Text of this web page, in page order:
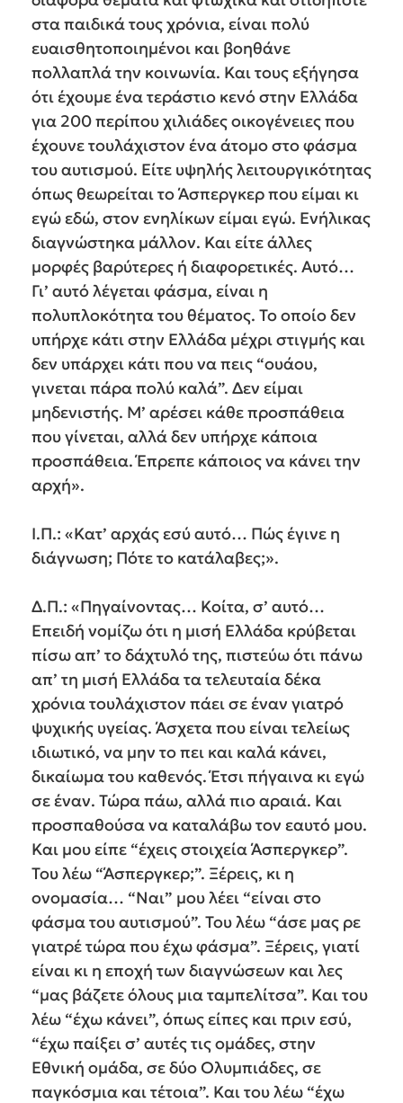
στα παιδικά τους χρόνια, είναι πολύ
ευαισθητοποιημένοι και βοηθάνε
πολλαπλά την κοινωνία. Και τους εξήγησα
ότι έχουμε ένα τεράστιο κενό στην Ελλάδα
για 200 περίπου χιλιάδες οικογένειες που
έχουνε τουλάχιστον ένα άτομο στο φάσμα
του αυτισμού. Είτε υψηλής λειτουργικότητας
όπως θεωρείται το Άσπεργκερ που είμαι κι
εγώ εδώ, στον ενηλίκων είμαι εγώ. Ενήλικας
διαγνώστηκα μάλλον. Και είτε άλλες
μορφές βαρύτερες ή διαφορετικές. Αυτό…
Γι’ αυτό λέγεται φάσμα, είναι η
πολυπλοκότητα του θέματος. Το οποίο δεν
υπήρχε κάτι στην Ελλάδα μέχρι στιγμής και
δεν υπάρχει κάτι που να πεις “ουάου,
γινεται πάρα πολύ καλά”. Δεν είμαι
μηδενιστής. Μ’ αρέσει κάθε προσπάθεια
που γίνεται, αλλά δεν υπήρχε κάποια
προσπάθεια. Έπρεπε κάποιος να κάνει την
αρχή».
Ι.Π.: «Κατ’ αρχάς εσύ αυτό… Πώς έγινε η
διάγνωση; Πότε το κατάλαβες;».
Δ.Π.: «Πηγαίνοντας… Κοίτα, σ’ αυτό…
Επειδή νομίζω ότι η μισή Ελλάδα κρύβεται
πίσω απ’ το δάχτυλό της, πιστεύω ότι πάνω
απ’ τη μισή Ελλάδα τα τελευταία δέκα
χρόνια τουλάχιστον πάει σε έναν γιατρό
ψυχικής υγείας. Άσχετα που είναι τελείως
ιδιωτικό, να μην το πει και καλά κάνει,
δικαίωμα του καθενός. Έτσι πήγαινα κι εγώ
σε έναν. Τώρα πάω, αλλά πιο αραιά. Και
προσπαθούσα να καταλάβω τον εαυτό μου.
Και μου είπε “έχεις στοιχεία Άσπεργκερ”.
Του λέω “Άσπεργκερ;”. Ξέρεις, κι η
ονομασία… “Ναι” μου λέει “είναι στο
φάσμα του αυτισμού”. Του λέω “άσε μας ρε
γιατρέ τώρα που έχω φάσμα”. Ξέρεις, γιατί
είναι κι η εποχή των διαγνώσεων και λες
“μας βάζετε όλους μια ταμπελίτσα”. Και του
λέω “έχω κάνει”, όπως είπες και πριν εσύ,
“έχω παίξει σ’ αυτές τις ομάδες, στην
Εθνική ομάδα, σε δύο Ολυμπιάδες, σε
παγκόσμια και τέτοια”. Και του λέω “έχω